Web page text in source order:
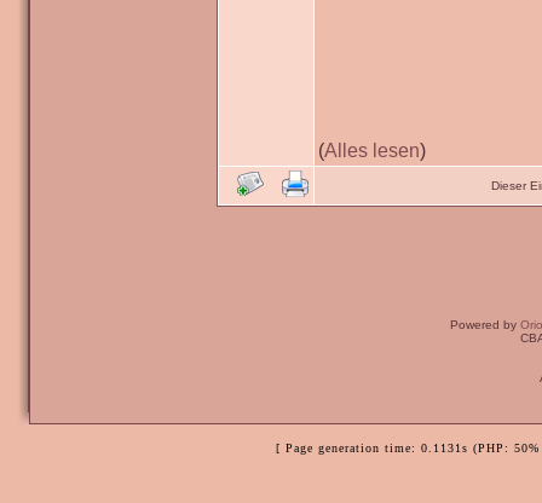
(Alles lesen)
Dieser
Powered by
[ Page generation time: 0.1131s (PHP: